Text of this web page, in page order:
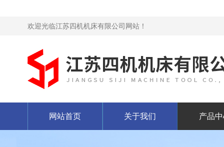
欢迎光临江苏四机机床有限公司网站！
网站首页 关于我们 产品